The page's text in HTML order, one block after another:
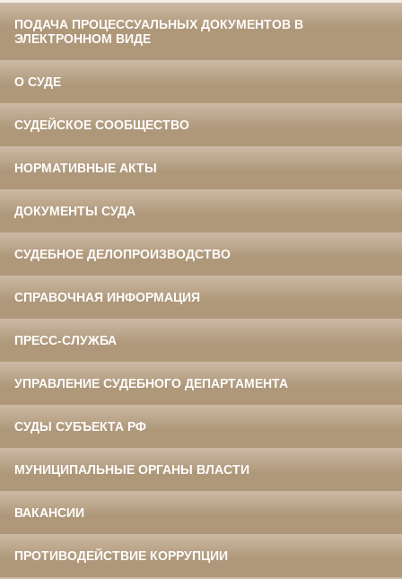
ПОДАЧА ПРОЦЕССУАЛЬНЫХ ДОКУМЕНТОВ В
ЭЛЕКТРОННОМ ВИДЕ
О СУДЕ
СУДЕЙСКОЕ СООБЩЕСТВО
НОРМАТИВНЫЕ АКТЫ
ДОКУМЕНТЫ СУДА
СУДЕБНОЕ ДЕЛОПРОИЗВОДСТВО
СПРАВОЧНАЯ ИНФОРМАЦИЯ
ПРЕСС-СЛУЖБА
УПРАВЛЕНИЕ СУДЕБНОГО ДЕПАРТАМЕНТА
СУДЫ СУБЪЕКТА РФ
МУНИЦИПАЛЬНЫЕ ОРГАНЫ ВЛАСТИ
ВАКАНСИИ
ПРОТИВОДЕЙСТВИЕ КОРРУПЦИИ